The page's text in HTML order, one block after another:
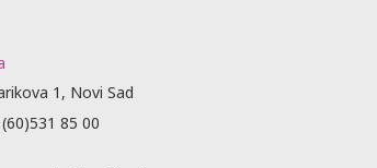
1, Novi Sad
85 00